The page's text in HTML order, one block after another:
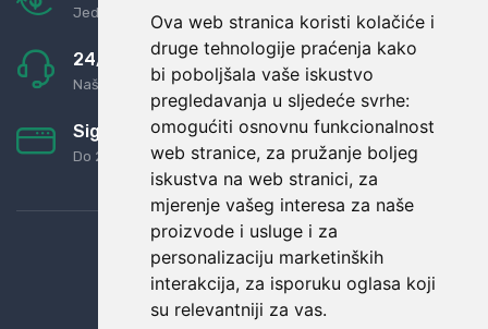
Ova web stranica koristi kolačiće i
druge tehnologije praćenja kako
bi poboljšala vaše iskustvo
pregledavanja u sljedeće svrhe:
omogućiti osnovnu funkcionalnost
web stranice, za pružanje boljeg
iskustva na web stranici, za
mjerenje vašeg interesa za naše
proizvode i usluge i za
personalizaciju marketinških
interakcija, za isporuku oglasa koji
su relevantniji za vas.
Jednostavno pravilo: Roba za novac
24/7 odlična podrška
Naši agenti uvijek na raspolaganju
Sigurno obročno plaćanje
Do 24 rata bez kamata